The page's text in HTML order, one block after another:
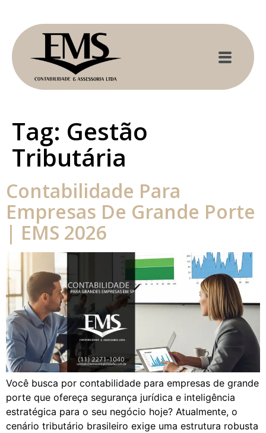
Tag: Gestão
Tributária
Contabilidade Para
Empresas De Grande Porte
| EMS 2026
Você busca por contabilidade para empresas de grande
porte que ofereça segurança jurídica e inteligência
estratégica para o seu negócio hoje? Atualmente, o
cenário tributário brasileiro exige uma estrutura robusta